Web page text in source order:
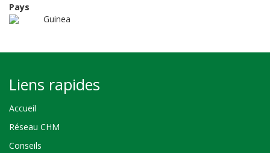
Pays
Guinea
Liens rapides
Accueil
Réseau CHM
Conseils